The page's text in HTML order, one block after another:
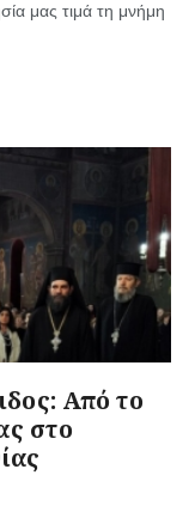
μας τιμά τη μνήμη
Από το
στο